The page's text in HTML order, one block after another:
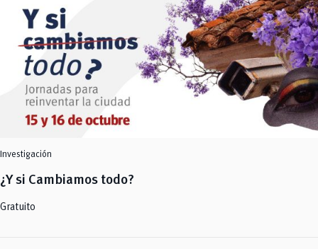
Investigación
¿Y si Cambiamos todo?
Gratuito